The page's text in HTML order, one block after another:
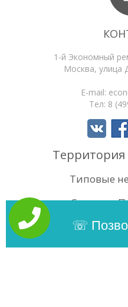
1-й Экономный
Москва, улица
E-mail:
Тел: 8
Территория
Типовые
Статьи